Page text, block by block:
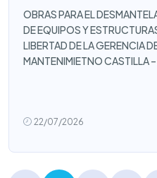
OBRAS PARA EL
DE EQUIPOS Y
LIBERTAD DE LA GERENCIA
MANTENIMIETNO CASTILLA
22/07/2026